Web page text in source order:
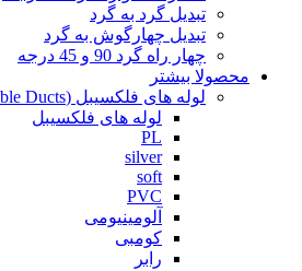
تبدیل گرد به گرد
تبدیل چهارگوش به گرد
چهار راه گرد 90 و 45 درجه
محصولا بیشتر
لوله های فلکسیبل (Flexible Ducts)
لوله های فلکسیبل
PL
silver
soft
PVC
آلومینیومی
کومبی
رابر